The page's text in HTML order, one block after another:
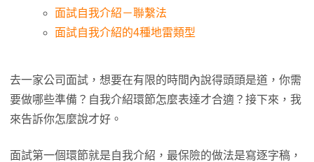
面試自我介紹－聯繫法
面試自我介紹的4種地雷類型
去一家公司面試，想要在有限的時間內說得頭頭是道，你需
要做哪些準備？自我介紹環節怎麼表達才合適？接下來，我
來告訴你怎麼說才好。
面試第一個環節就是自我介紹，最保險的做法是寫逐字稿，